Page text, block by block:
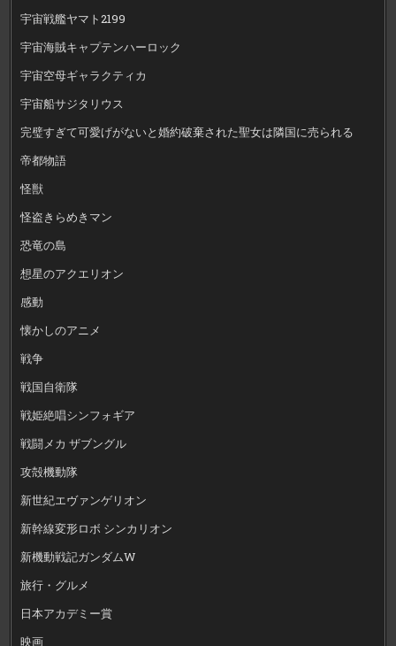
宇宙戦艦ヤマト2199
宇宙海賊キャプテンハーロック
宇宙空母ギャラクティカ
宇宙船サジタリウス
完璧すぎて可愛げがないと婚約破棄された聖女は隣国に売られる
帝都物語
怪獣
怪盗きらめきマン
恐竜の島
想星のアクエリオン
感動
懐かしのアニメ
戦争
戦国自衛隊
戦姫絶唱シンフォギア
戦闘メカ ザブングル
攻殻機動隊
新世紀エヴァンゲリオン
新幹線変形ロボ シンカリオン
新機動戦記ガンダムW
旅行・グルメ
日本アカデミー賞
映画